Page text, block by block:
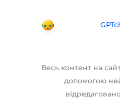
Весь контент на
допомогою